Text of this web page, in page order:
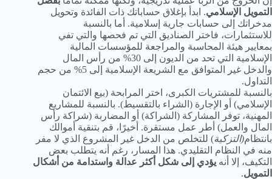
التمويل الإسلامي. ابدأ بإغلاق حساباتك ذات الفائدة وتحويل
مدخراتك إلى حسابات جارية إسلامية. أما بالنسبة
للاستثمارات، فاختر الصناديق التي تم فحصها والتي تفي
بمعايير هيئة المحاسبة والمراجعة للمؤسسات المالية
الإسلامية التي تحد من الديون إلى 30% من رأس المال
والدخل غير المتوافق مع الشريعة الإسلامية إلى 5% من حجم
التداول.
بالنسبة للمشتريات الكبرى، اختر المرابحة (بيع الائتمان
الإسلامي) أو الإجارة (الشراء بالتقسيط). بالنسبة للمشاريع
المهنية، توفر المشاركة (الشراكة) أو المضاربة (شراكة رأس
المال والعمل) أطر عمل مستقرة. أخيرًا، قم بتنقية أموالك
بانتظام(التزكية) للتخلص من الدخل غير المشروع الذي لا مفر
منه في النظام التقليدي. هذا المسار، رغم أنه يتطلب بعض
التكيف، إلا أنه يؤدي إلى شكل أكثر عدالة واستدامة من أشكال
التمويل.